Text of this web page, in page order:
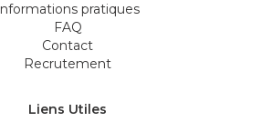
Informations pratiques
FAQ
Contact
Recrutement
Liens Utiles